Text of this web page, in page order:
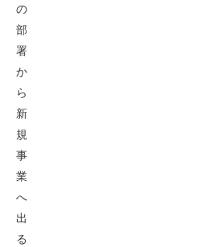
の
部
署
か
ら
新
規
事
業
へ
出
る